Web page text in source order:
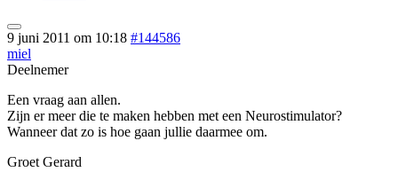
9 juni 2011 om 10:18 #144586
miel
Deelnemer
Een vraag aan allen.
Zijn er meer die te maken hebben met een Neurostimulator?
Wanneer dat zo is hoe gaan jullie daarmee om.
Groet Gerard